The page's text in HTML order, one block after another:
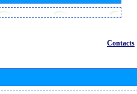
Contacts